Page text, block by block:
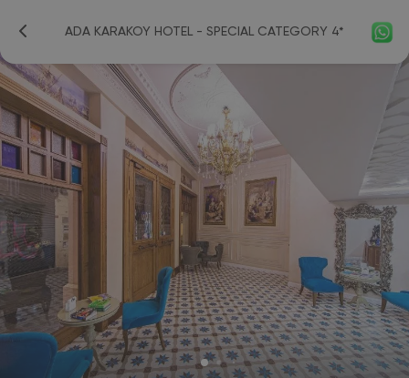
ADA KARAKOY HOTEL - SPECIAL CATEGORY 4*